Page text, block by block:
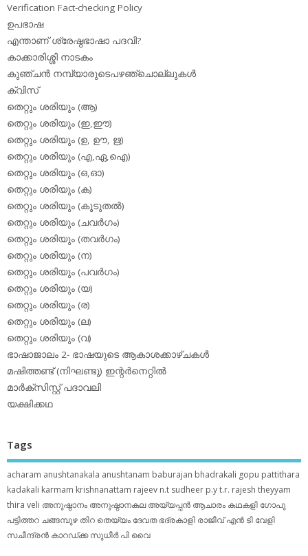
Verification Fact-checking Policy
ഉപഭാഷ
എന്താണ് ശ്രേഷ്ഠഭാഷാ പദവി?
കാക്കാരിശ്ശി നാടകം
കുഞ്ചന്‍ നമ്പ്യാരുടെപഴഞ്ചൊല്ലുകള്‍
ക്വിസ്
തെറ്റും ശരിയും (ആ)
തെറ്റും ശരിയും (ഇ,ഈ)
തെറ്റും ശരിയും (ഉ, ഊ, ഋ)
തെറ്റും ശരിയും (എ,ഏ,ഐ)
തെറ്റും ശരിയും (ഒ,ഓ)
തെറ്റും ശരിയും (ക)
തെറ്റും ശരിയും (കൂടുതല്‍)
തെറ്റും ശരിയും (ചവര്‍ഗം)
തെറ്റും ശരിയും (തവര്‍ഗം)
തെറ്റും ശരിയും (ന)
തെറ്റും ശരിയും (പവര്‍ഗം)
തെറ്റും ശരിയും (യ)
തെറ്റും ശരിയും (ര)
തെറ്റും ശരിയും (ല)
തെറ്റും ശരിയും (വ)
ഭാഷാജാലം 2- ഭാഷയുടെ ആകാശക്കാഴ്ചകള്‍
മഷിത്തണ്ട് (നിഘണ്ടു) ഇന്റര്‍നെറ്റില്‍
മാര്‍ക്‌സിസ്റ്റ് പദാവലി
യക്ഷിക്കഥ
Tags
acharam anushtanakala anushtanam baburajan bhadrakali gopu pattithara
kadakali karmam krishnanattam rajeev n.t sudheer p.yt.r. rajesh theyyam
thira veli അനുഷ്ഠാനം അനുഷ്ഠാനകല അയ്യപ്പന്‍ ആചാരം കഥകളി ഗോപു
പട്ടിത്തറ ചങ്ങമ്പുഴ തിറ തെയ്യം ദേവത ഭദ്രകാളി രാജീവ് എൻ ടി വേളി
സചീന്ദ്രന്‍ കാറഡ്ക്ക സുധീര്‍ പി വൈ